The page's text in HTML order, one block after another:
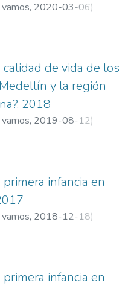
, 2020-03-06)
EAFIT
calidad de vida de los
y la región
2018
, 2019-08-12)
EAFIT
primera infancia en
, 2018-12-18)
EAFIT
primera infancia en